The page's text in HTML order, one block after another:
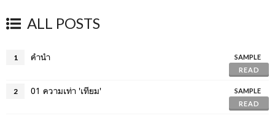
ALL POSTS
1 คำนำ
SAMPLE
READ
2 01 ความเท่า 'เทียม'
SAMPLE
READ